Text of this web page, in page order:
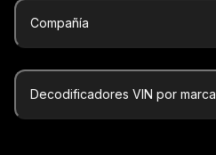
Compañía
Decodificadores VIN por marca